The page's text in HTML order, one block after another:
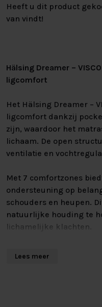
Heeft u dit product
van vindt!
Hälsing Dreamer –
ligcomfort
Het Hälsing Dreamer –
ligcomfort dankzij
zijn, waardoor het
lichaam. De open
ventilatie en
Met 7 comfortzones
ondersteuning op
schouders en heupen.
natuurlijke houding te
lichamelijke klachten.
Lees meer